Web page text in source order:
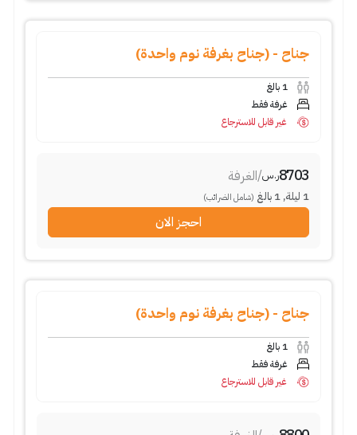
جناح - (جناح بغرفة نوم واحدة)
1 بالغ
غرفة فقط
غير قابل للاسترجاع
8703ر.س/الغرفة
1 ليلة,
1 بالغ (شامل الضرائب)
احجز الان
جناح - (جناح بغرفة نوم واحدة)
1 بالغ
غرفة فقط
غير قابل للاسترجاع